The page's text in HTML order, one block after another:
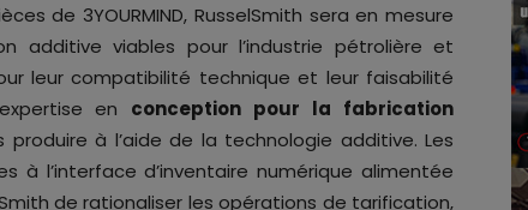
de 3YOURMIND, RusselSmith sera en mesure
additive viables pour l’industrie pétrolière et
leur compatibilité technique et leur faisabilité
en conception pour la fabrication
à l’aide de la technologie additive. Les
à l’interface d’inventaire numérique alimentée
de rationaliser les opérations de tarification,